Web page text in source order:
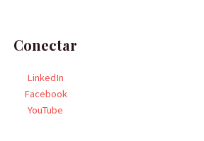
Conectar
LinkedIn
Facebook
YouTube